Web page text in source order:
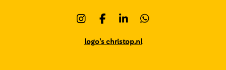
I
F
c
L
n
W
logo's christop.nl